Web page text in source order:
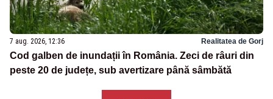
7 aug. 2026, 12:36 Realitatea de Gorj
Cod galben de inundații în România. Zeci de râuri din
peste 20 de județe, sub avertizare până sâmbătă